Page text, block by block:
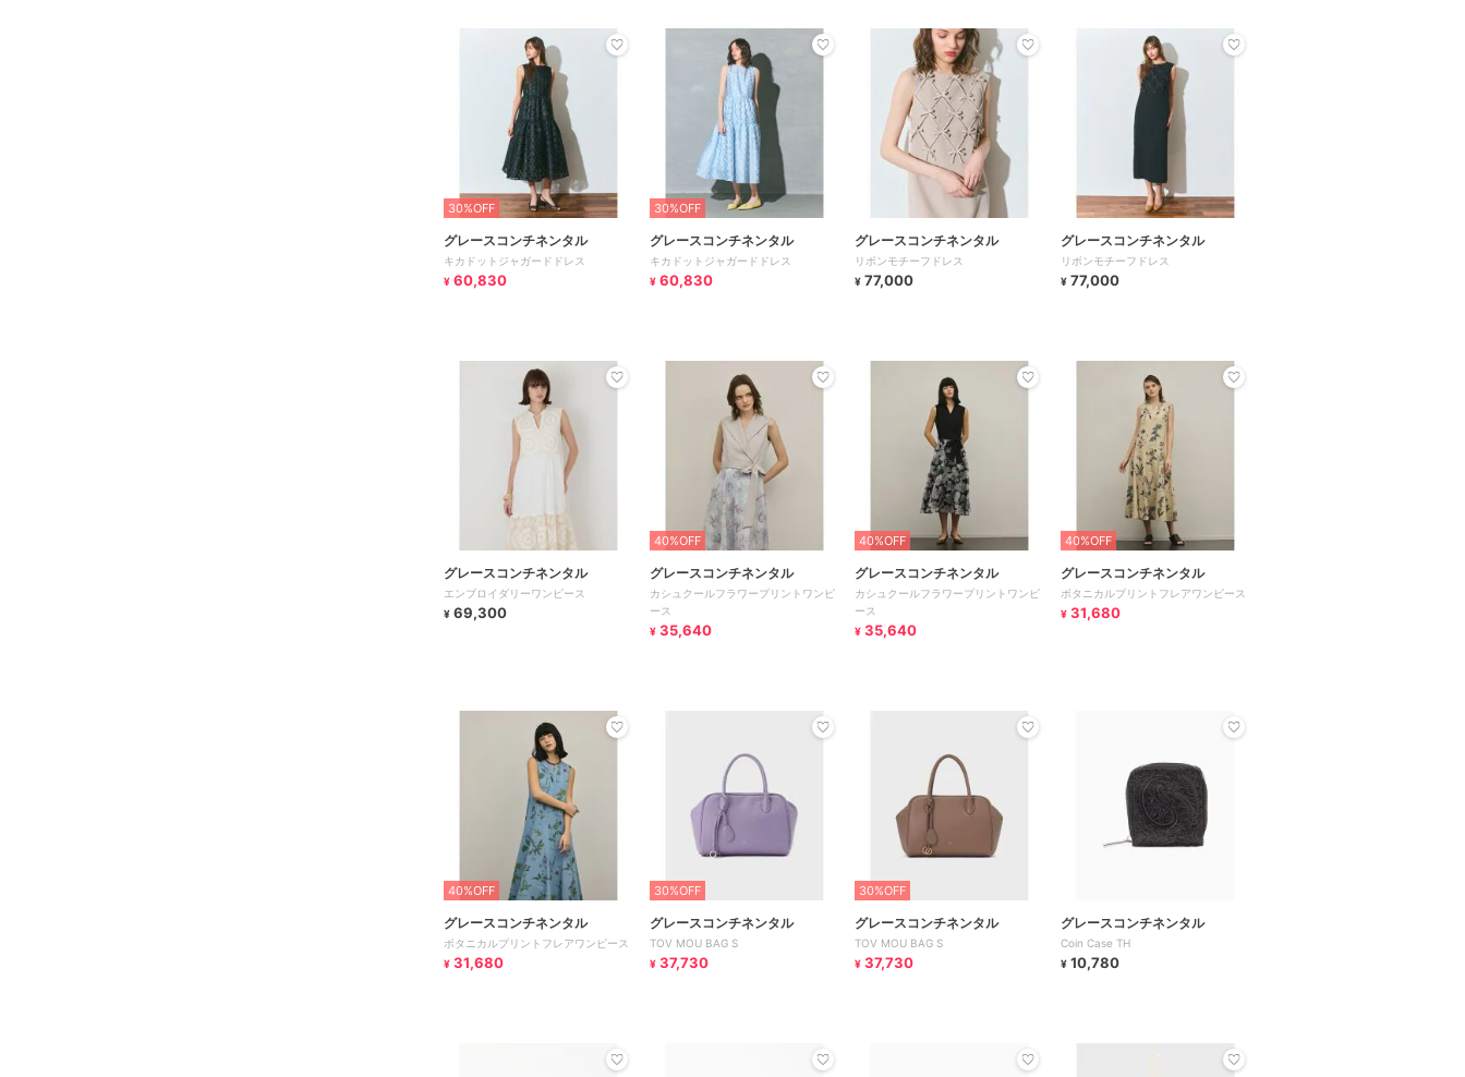
30%OFF
グレースコンチネンタル
キカドットジャガードドレス
¥ 60,830
30%OFF
グレースコンチネンタル
キカドットジャガードドレス
¥ 60,830
グレースコンチネンタル
リボンモチーフドレス
¥ 77,000
グレースコンチネンタル
リボンモチーフドレス
¥ 77,000
グレースコンチネンタル
エンブロイダリーワンピース
¥ 69,300
40%OFF
グレースコンチネンタル
カシュクールフラワープリントワンピ
ース
¥ 35,640
40%OFF
グレースコンチネンタル
カシュクールフラワープリントワンピ
ース
¥ 35,640
40%OFF
グレースコンチネンタル
ボタニカルプリントフレアワンピース
¥ 31,680
40%OFF
グレースコンチネンタル
ボタニカルプリントフレアワンピース
¥ 31,680
30%OFF
グレースコンチネンタル
TOV MOU BAG S
¥ 37,730
30%OFF
グレースコンチネンタル
TOV MOU BAG S
¥ 37,730
グレースコンチネンタル
Coin Case TH
¥ 10,780